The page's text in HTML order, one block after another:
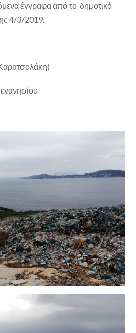
έγγραφα από το δημοτικό
4/3/2019.